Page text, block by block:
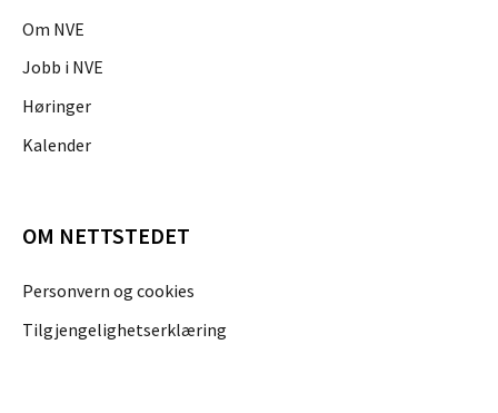
Om NVE
Jobb i NVE
Høringer
Kalender
OM NETTSTEDET
Personvern og cookies
Tilgjengelighetserklæring